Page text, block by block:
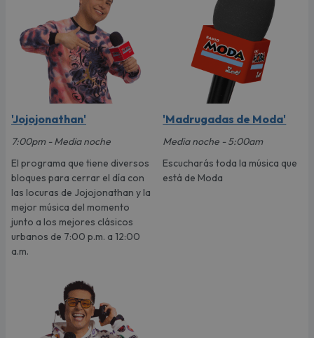
'Jojojonathan'
7:00pm - Media noche
El programa que tiene diversos
bloques para cerrar el día con
las locuras de Jojojonathan y la
mejor música del momento
junto a los mejores clásicos
urbanos de 7:00 p.m. a 12:00
a.m.
'Madrugadas de Moda'
Media noche - 5:00am
Escucharás toda la música que
está de Moda